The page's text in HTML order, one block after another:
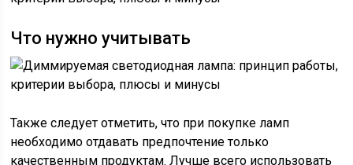
Что нужно учитывать
Также следует отметить, что при покупке ламп
необходимо отдавать предпочтение только
качественным продуктам. Лучше всего использовать